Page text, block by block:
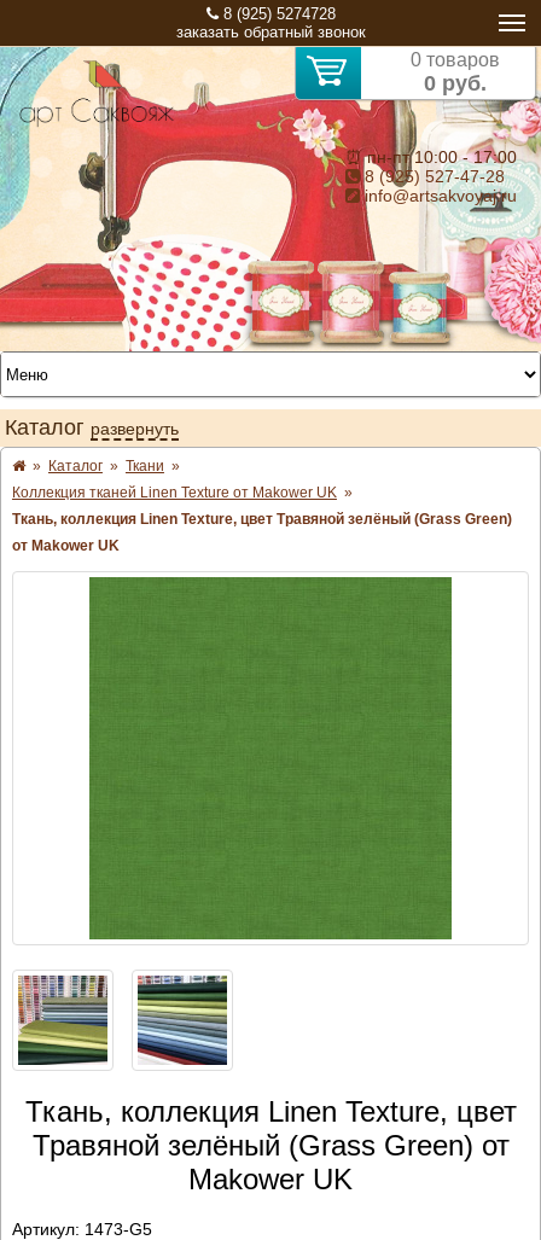
8 (925) 5274728
заказать обратный звонок
0 товаров
0 руб.
⏰ пн-пт 10:00 - 17:00
8 (925) 527-47-28
info@artsakvoyaj.ru
Каталог развернуть
» Каталог » Ткани »
Коллекция тканей Linen Texture от Makower UK »
Ткань, коллекция Linen Texture, цвет Травяной зелёный (Grass Green)
от Makower UK
Ткань, коллекция Linen Texture, цвет
Травяной зелёный (Grass Green) от
Makower UK
Артикул: 1473-G5